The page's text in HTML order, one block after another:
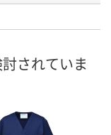
されていま